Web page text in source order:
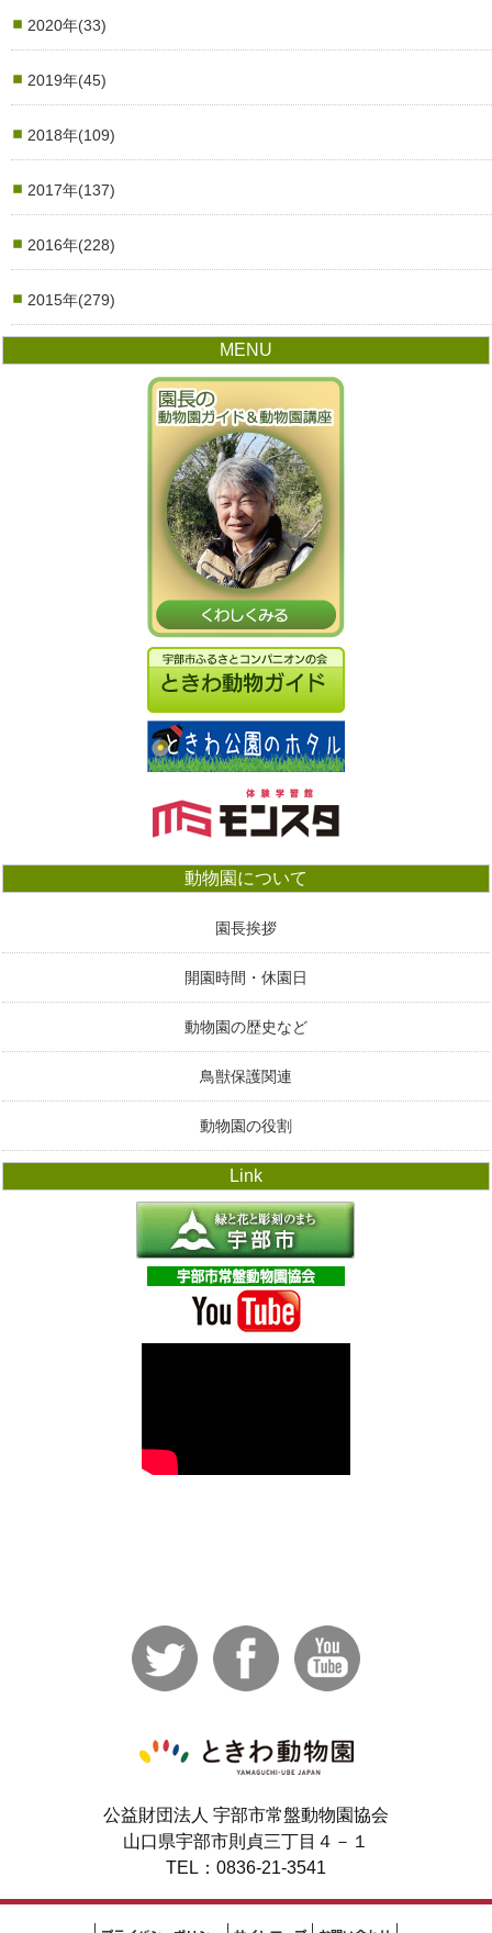
2020年(33)
2019年(45)
2018年(109)
2017年(137)
2016年(228)
2015年(279)
MENU
動物園について
園長挨拶
開園時間・休園日
動物園の歴史など
鳥獣保護関連
動物園の役割
Link
公益財団法人 宇部市常盤動物園協会
山口県宇部市則貞三丁目４－１
TEL：0836-21-3541